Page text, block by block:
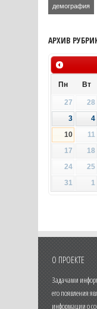
демография
АРХИВ
Пн Вт
27 28
3
4
10
11
17
18
24
25
31
1
О ПРОЕКТЕ
Задачами
его появления
информации о